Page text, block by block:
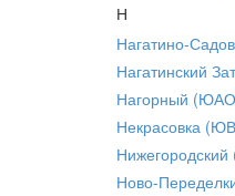
Н
Нагатино-
Нагатинский
Нагорный
Некрасовка
Ново-